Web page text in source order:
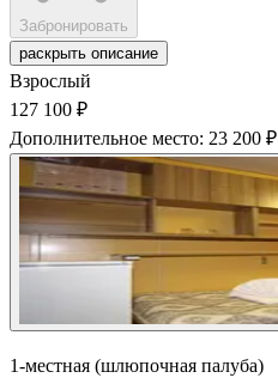
Забронировать
раскрыть описание
Взрослый
127 100 ₽
Дополнительное место: 23 200 ₽
1-местная (шлюпочная палуба)